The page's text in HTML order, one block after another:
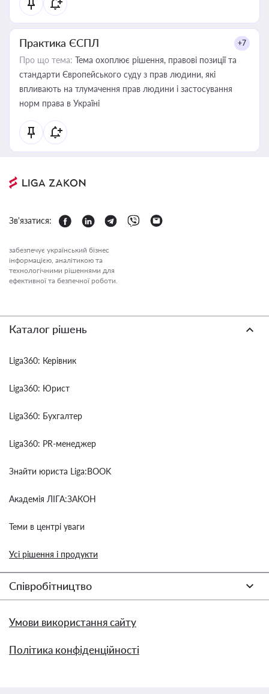
Практика ЄСПЛ +7
Про що тема: Тема охоплює рішення, правові позиції та
стандарти Європейського суду з прав людини, які
впливають на тлумачення прав людини і застосування
норм права в Україні
Зв'язатися:
забезпечує український бізнес
інформацією, аналітикою та
технологічними рішеннями для
ефективної та безпечної роботи.
Каталог рішень
Liga360: Керівник
Liga360: Юрист
Liga360: Бухгалтер
Liga360: PR-менеджер
Знайти юриста Liga:BOOK
Академія ЛІГА:ЗАКОН
Теми в центрі уваги
Усі рішення і продукти
Співробітництво
Умови використання сайту
Політика конфіденційності